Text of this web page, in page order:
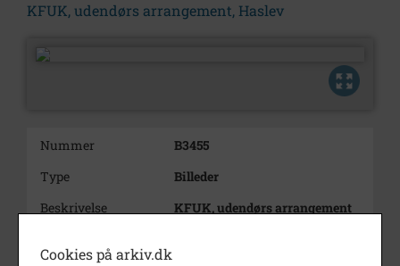
KFUK, udendørs arrangement, Haslev
Nummer
B3455
Type
Billeder
Beskrivelse
KFUK, udendørs arrangement
Cookies på arkiv.dk